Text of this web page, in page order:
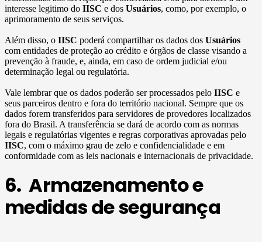
interesse legitimo do IISC e dos Usuários, como, por exemplo, o
aprimoramento de seus serviços.
Além disso, o IISC poderá compartilhar os dados dos Usuários
com entidades de proteção ao crédito e órgãos de classe visando a
prevenção à fraude, e, ainda, em caso de ordem judicial e/ou
determinação legal ou regulatória.
Vale lembrar que os dados poderão ser processados pelo IISC e
seus parceiros dentro e fora do território nacional. Sempre que os
dados forem transferidos para servidores de provedores localizados
fora do Brasil. A transferência se dará de acordo com as normas
legais e regulatórias vigentes e regras corporativas aprovadas pelo
IISC, com o máximo grau de zelo e confidencialidade e em
conformidade com as leis nacionais e internacionais de privacidade.
6. Armazenamento e
medidas de segurança